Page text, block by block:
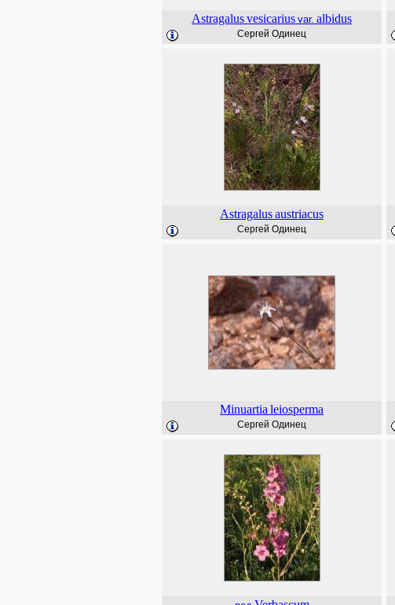
Astragalusvesicarius var. albidus
Сергей Одинец
Astragalusaustriacus
Сергей Одинец
Minuartia leiosperma
Сергей Одинец